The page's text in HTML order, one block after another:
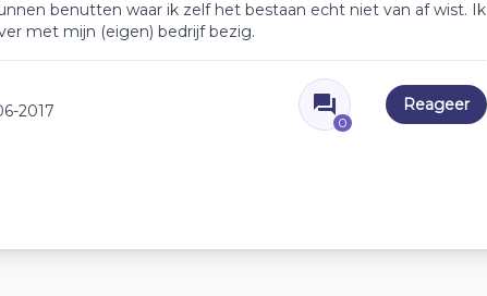
benutten waar ik zelf het bestaan echt niet van af wist. Ik
met mijn (eigen) bedrijf bezig.
2017
0
Reageer